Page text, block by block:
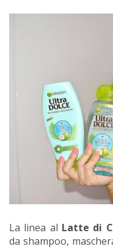
La linea al Latte di
da shampoo,